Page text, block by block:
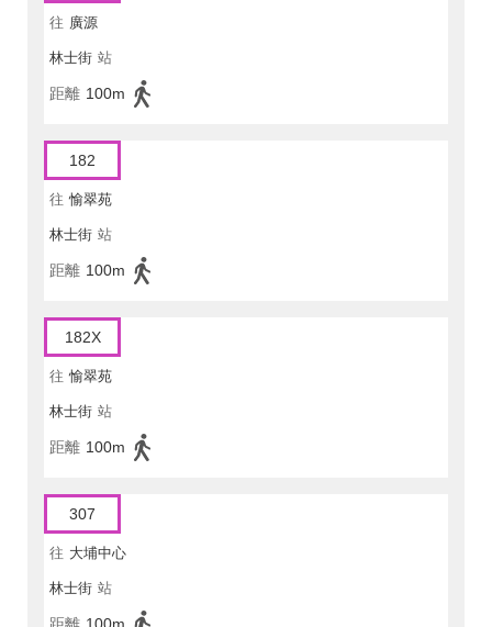
往 廣源
林士街 站
距離 100m
182
往 愉翠苑
林士街 站
距離 100m
182X
往 愉翠苑
林士街 站
距離 100m
307
往 大埔中心
林士街 站